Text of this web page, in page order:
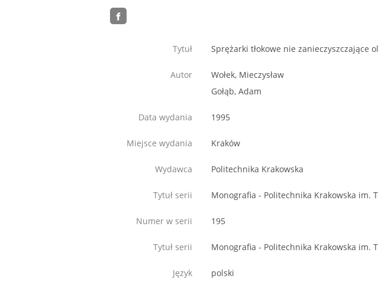
Tytuł Sprężarki tłokowe nie zanieczyszczające
Autor
Wołek, Mieczysław
Gołąb, Adam
Data wydania 1995
Miejsce wydania Kraków
Wydawca Politechnika Krakowska
Tytuł serii Monografia - Politechnika Krakowska im.
Numer w serii 195
Tytuł serii Monografia - Politechnika Krakowska im.
Język polski